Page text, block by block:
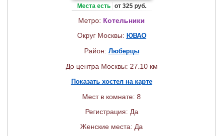
Места есть от 325 руб.
Метро: Котельники
Округ Москвы: ЮВАО
Район: Люберцы
До центра Москвы: 27.10 км
Показать хостел на карте
Мест в комнате: 8
Регистрация: Да
Женские места: Да